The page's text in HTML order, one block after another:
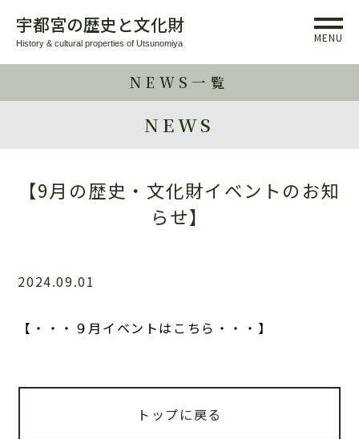
宇都宮の歴史と文化財
History & cultural properties of Utsunomiya MENU
NEWS一覧
NEWS
【9月の歴史・文化財イベントのお知
らせ】
2024.09.01
【・・・９月イベントはこちら・・・】
トップに戻る